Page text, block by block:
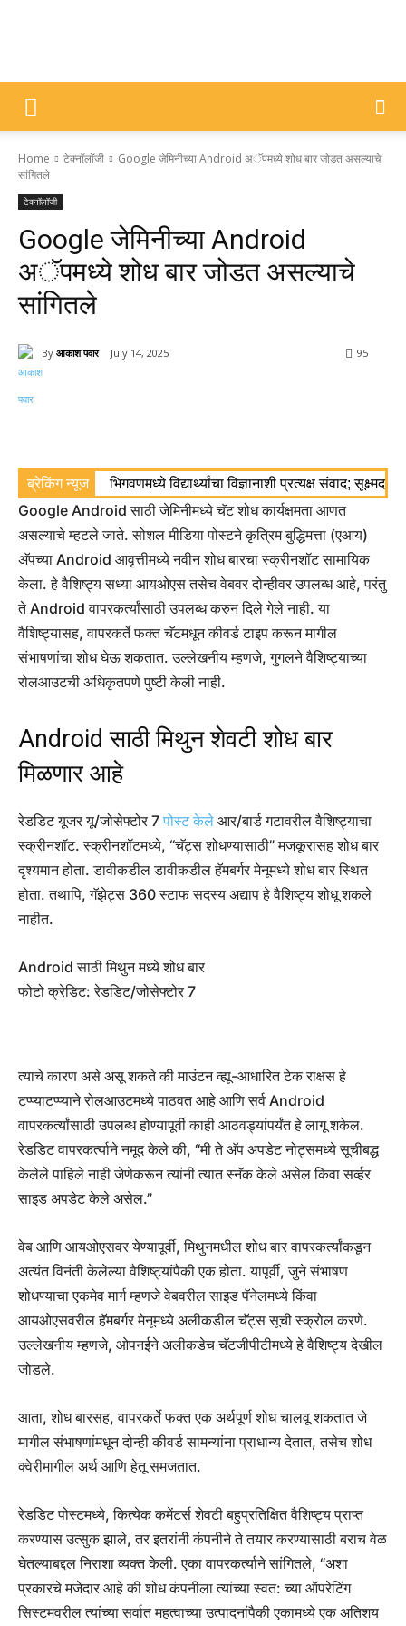
DIVYAJYOTI
SAMACHAR
Home टेक्नॉलॉजी
Google जेमिनीच्या Android अॅपमध्ये शोध बार जोडत असल्याचे
सांगितले
टेक्नॉलॉजी
Google जेमिनीच्या Android
अॅपमध्ये शोध बार जोडत असल्याचे
सांगितले
By आकाश पवार July 14, 2025 95
ब्रेकिंग न्यूज भिगवणमध्ये विद्यार्थ्यांचा विज्ञानाशी प्रत्यक्ष संवाद;
Google Android साठी जेमिनीमध्ये चॅट शोध कार्यक्षमता आणत
असल्याचे म्हटले जाते. सोशल मीडिया पोस्टने कृत्रिम बुद्धिमत्ता (एआय)
अ‍ॅपच्या Android आवृत्तीमध्ये नवीन शोध बारचा स्क्रीनशॉट सामायिक
केला. हे वैशिष्ट्य सध्या आयओएस तसेच वेबवर दोन्हीवर उपलब्ध आहे, परंतु
ते Android वापरकर्त्यांसाठी उपलब्ध करुन दिले गेले नाही. या
वैशिष्ट्यासह, वापरकर्ते फक्त चॅटमधून कीवर्ड टाइप करून मागील
संभाषणांचा शोध घेऊ शकतात. उल्लेखनीय म्हणजे, गुगलने वैशिष्ट्याच्या
रोलआउटची अधिकृतपणे पुष्टी केली नाही.
Android साठी मिथुन शेवटी शोध बार
मिळणार आहे
रेडडिट यूजर यू/जोसेफ्टोर 7 पोस्ट केले आर/बार्ड गटावरील वैशिष्ट्याचा
स्क्रीनशॉट. स्क्रीनशॉटमध्ये, “चॅट्स शोधण्यासाठी” मजकूरासह शोध बार
दृश्यमान होता. डावीकडील डावीकडील हॅमबर्गर मेनूमध्ये शोध बार स्थित
होता. तथापि, गॅझेट्स 360 स्टाफ सदस्य अद्याप हे वैशिष्ट्य शोधू शकले
नाहीत.
Android साठी मिथुन मध्ये शोध बार
फोटो क्रेडिट: रेडडिट/जोसेफ्टोर 7
त्याचे कारण असे असू शकते की माउंटन व्ह्यू-आधारित टेक राक्षस हे
टप्प्याटप्प्याने रोलआउटमध्ये पाठवत आहे आणि सर्व Android
वापरकर्त्यांसाठी उपलब्ध होण्यापूर्वी काही आठवड्यांपर्यंत हे लागू शकेल.
रेडडिट वापरकर्त्याने नमूद केले की, “मी ते अ‍ॅप अपडेट नोट्समध्ये सूचीबद्ध
केलेले पाहिले नाही जेणेकरून त्यांनी त्यात स्नॅक केले असेल किंवा सर्व्हर
साइड अपडेट केले असेल.”
वेब आणि आयओएसवर येण्यापूर्वी, मिथुनमधील शोध बार वापरकर्त्यांकडून
अत्यंत विनंती केलेल्या वैशिष्ट्यांपैकी एक होता. यापूर्वी, जुने संभाषण
शोधण्याचा एकमेव मार्ग म्हणजे वेबवरील साइड पॅनेलमध्ये किंवा
आयओएसवरील हॅमबर्गर मेनूमध्ये अलीकडील चॅट्स सूची स्क्रोल करणे.
उल्लेखनीय म्हणजे, ओपनईने अलीकडेच चॅटजीपीटीमध्ये हे वैशिष्ट्य देखील
जोडले.
आता, शोध बारसह, वापरकर्ते फक्त एक अर्थपूर्ण शोध चालवू शकतात जे
मागील संभाषणांमधून दोन्ही कीवर्ड सामन्यांना प्राधान्य देतात, तसेच शोध
क्वेरीमागील अर्थ आणि हेतू समजतात.
रेडडिट पोस्टमध्ये, कित्येक कमेंटर्स शेवटी बहुप्रतिक्षित वैशिष्ट्य प्राप्त
करण्यास उत्सुक झाले, तर इतरांनी कंपनीने ते तयार करण्यासाठी बराच वेळ
घेतल्याबद्दल निराशा व्यक्त केली. एका वापरकर्त्याने सांगितले, “अशा
प्रकारचे मजेदार आहे की शोध कंपनीला त्यांच्या स्वत: च्या ऑपरेटिंग
सिस्टमवरील त्यांच्या सर्वात महत्वाच्या उत्पादनांपैकी एकामध्ये एक अतिशय